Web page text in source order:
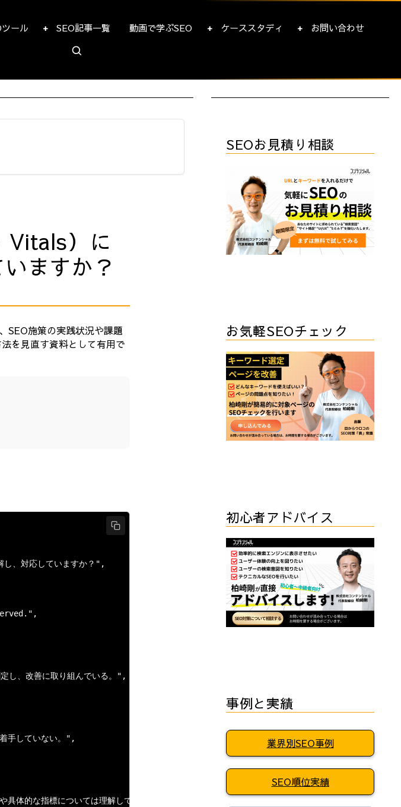
ール SEO記事一覧 動画で学ぶSEO ケーススタディ お問い合わせ
Vitals）に
ますか？
SEO施策の実践状況や課題
を見直す資料として有用で
、対応していますか？",
、改善に取り組んでいる。",
手していない。",
体的な指標については理解していない。",
SEOお見積り相談
お気軽SEOチェック
初心者アドバイス
事例と実績
業界別SEO事例
SEO順位実績